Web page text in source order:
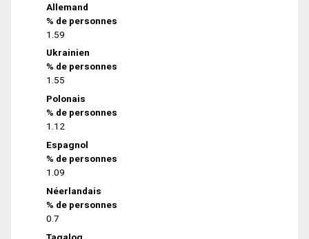
Allemand
% de personnes
1.59
Ukrainien
% de personnes
1.55
Polonais
% de personnes
1.12
Espagnol
% de personnes
1.09
Néerlandais
% de personnes
0.7
Tagalog